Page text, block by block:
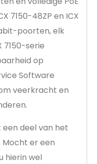
7150-48ZP en ICX
poorten, elk
7150-serie
op
Software
veerkracht en
deel van het
Mocht er een
hierin wel